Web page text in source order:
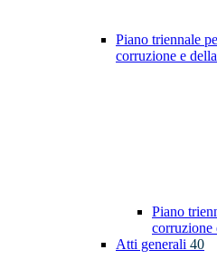
Piano triennale
corruzione e
Piano
corruzione
Atti generali 40